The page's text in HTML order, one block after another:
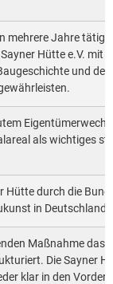
mehrere Jahre
Hütte e.V. mit
und
als wichtiges
Hütte durch die
in
Maßnahme das
Die Sayner
klar in den